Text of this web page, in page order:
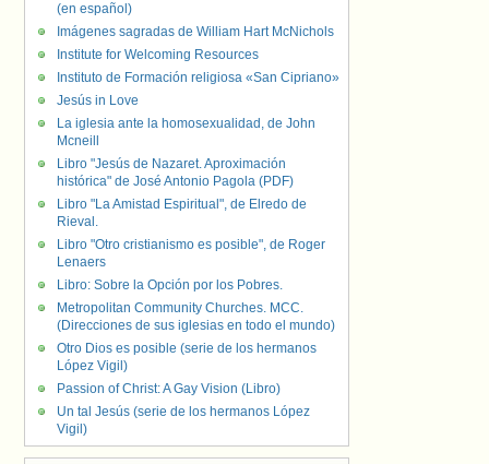
(en español)
Imágenes sagradas de William Hart McNichols
Institute for Welcoming Resources
Instituto de Formación religiosa «San Cipriano»
Jesús in Love
La iglesia ante la homosexualidad, de John
Mcneill
Libro "Jesús de Nazaret. Aproximación
histórica" de José Antonio Pagola (PDF)
Libro "La Amistad Espiritual", de Elredo de
Rieval.
Libro "Otro cristianismo es posible", de Roger
Lenaers
Libro: Sobre la Opción por los Pobres.
Metropolitan Community Churches. MCC.
(Direcciones de sus iglesias en todo el mundo)
Otro Dios es posible (serie de los hermanos
López Vigil)
Passion of Christ: A Gay Vision (Libro)
Un tal Jesús (serie de los hermanos López
Vigil)